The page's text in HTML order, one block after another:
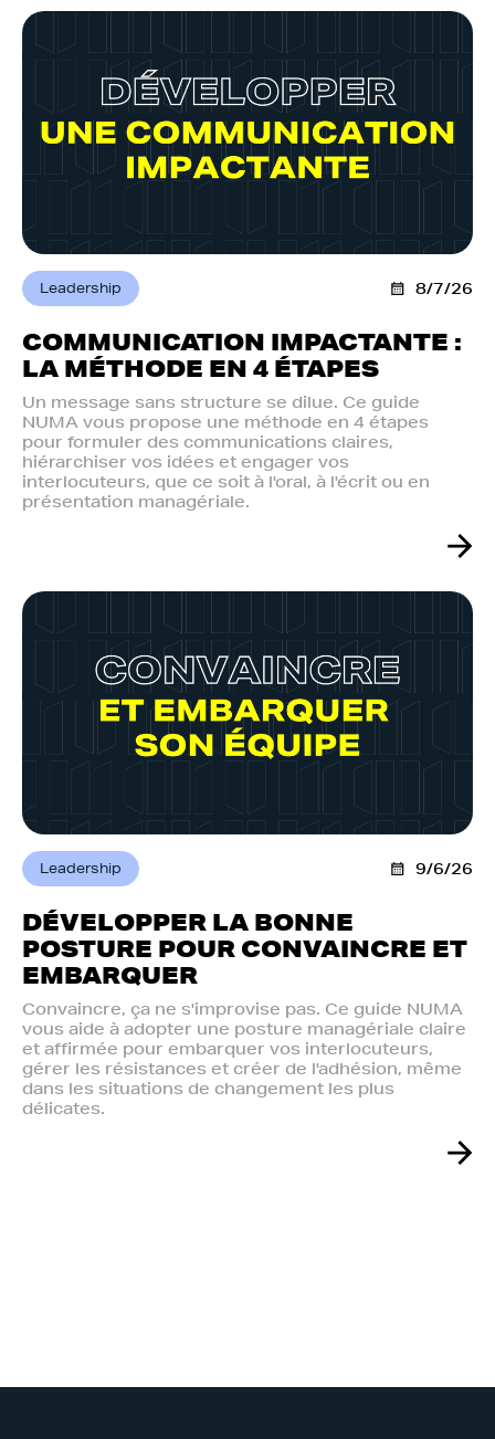
Leadership 8/7/26
COMMUNICATION IMPACTANTE :
LA MÉTHODE EN 4 ÉTAPES
Un message sans structure se dilue. Ce guide
NUMA vous propose une méthode en 4 étapes
pour formuler des communications claires,
hiérarchiser vos idées et engager vos
interlocuteurs, que ce soit à l'oral, à l'écrit ou en
présentation managériale.
Leadership 9/6/26
DÉVELOPPER LA BONNE
POSTURE POUR CONVAINCRE ET
EMBARQUER
Convaincre, ça ne s'improvise pas. Ce guide NUMA
vous aide à adopter une posture managériale claire
et affirmée pour embarquer vos interlocuteurs,
gérer les résistances et créer de l'adhésion, même
dans les situations de changement les plus
délicates.